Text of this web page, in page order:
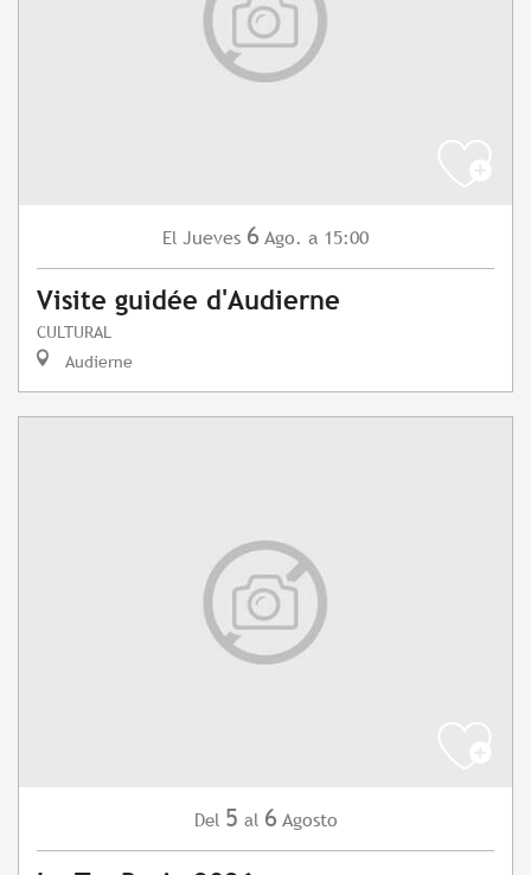
El Jueves 6 Ago. a 15:00
Visite guidée d'Audierne
CULTURAL
Audierne
Del 5 al 6 Agosto